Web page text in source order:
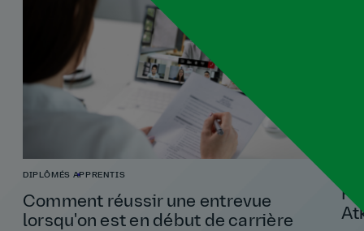
DIPLÔMÉS APPRENTIS
Comment réussir une entrevue
lorsqu'on est en début de carrière